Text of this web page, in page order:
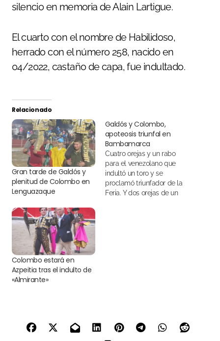
silencio en memoria de Alain Lartigue.
El cuarto con el nombre de Habilidoso,
herrado con el número 258, nacido en
04/2022, castaño de capa, fue indultado.
Relacionado
Gran tarde de Galdós y
plenitud de Colombo en
Lenguazaque
Galdós y Colombo,
apoteosis triunfal en
Bambamarca
Cuatro orejas y un rabo
para el venezolano que
indultó un toro y se
proclamó triunfador de la
Feria. Y dos orejas de un
Colombo estará en
Azpeitia tras el indulto de
«Almirante»